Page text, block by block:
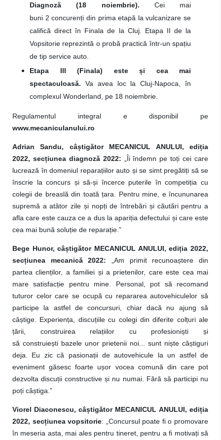
Diagnoză (18 noiembrie). Cei mai
buni 2 concurenți din prima etapă la vulcanizare se
califică direct în Finala de la Cluj. Etapa II de la
Vopsitorie reprezintă o probă practică într-un spațiu
de tip service auto.
Etapa III (Finala) este și cea mai
spectaculoasă. Va avea loc la Cluj-Napoca, în
complexul Wonderland, pe 18 noiembrie.
Regulamentul integral e disponibil pe
www.mecaniculanului.ro
Adrian Sandu, câștigător MECANICUL ANULUI, ediția
2022, secțiunea diagnoză 2022: „Îi îndemn pe toți cei care
lucrează în domeniul reparațiilor auto și se simt pregătiți să se
înscrie la concurs și să-și încerce puterile în competiția cu
colegii de breaslă din toată țara. Pentru mine, e încununarea
supremă a atâtor zile și nopți de întrebări și căutări pentru a
afla care este cauza ce a dus la apariția defectului și care este
cea mai bună soluție de reparație.”
Bege Hunor, câștigător MECANICUL ANULUI, ediția 2022,
secțiunea mecanică 2022: „Am primit recunoaștere din
partea clienților, a familiei și a prietenilor, care este cea mai
mare satisfacție pentru mine. Personal, pot să recomand
tuturor celor care se ocupă cu repararea autovehiculelor să
participe la astfel de concursuri, chiar dacă nu ajung să
câștige. Experiența, discuțiile cu colegi din diferite colțuri ale
țării, construirea relațiilor cu profesioniști și
să construiești bazele unor prietenii noi... sunt niște câștiguri
deja. Eu zic că pasionații de autovehicule la un astfel de
eveniment găsesc foarte ușor vocea comună din care pot
dezvolta discuții constructive și nu numai. Fără să participi nu
poți câștiga.”
Viorel Diaconescu, câștigător MECANICUL ANULUI, ediția
2022, secțiunea vopsitorie: „Concursul poate fi o promovare
în meseria asta, mai ales pentru tineret, pentru a fi motivați să